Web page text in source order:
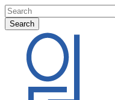
Skip
to
main
content
Search
Search